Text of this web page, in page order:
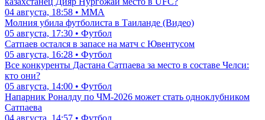
04 августа, 18:58 • ММА
Молния убила футболиста в Таиланде (Видео)
05 августа, 17:30 • Футбол
Сатпаев остался в запасе на матч с Ювентусом
05 августа, 16:28 • Футбол
Все конкуренты Дастана Сатпаева за место в составе Челси:
кто они?
05 августа, 14:00 • Футбол
Напарник Роналду по ЧМ-2026 может стать одноклубником
Сатпаева
04 августа, 14:57 • Футбол